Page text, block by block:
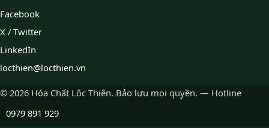
Facebook
X / Twitter
LinkedIn
locthien@locthien.vn
© 2026 Hóa Chất Lộc Thiên. Bảo lưu mọi quyền. — Hotline
0979 891 929